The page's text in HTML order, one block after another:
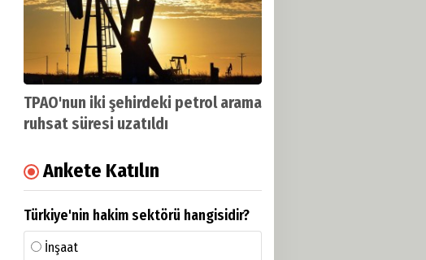
TPAO'nun iki şehirdeki petrol arama
ruhsat süresi uzatıldı
Ankete Katılın
Türkiye'nin hakim sektörü hangisidir?
İnşaat